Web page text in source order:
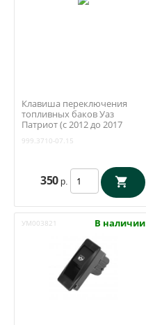
Клавиша переключения
топливных баков Уаз
Патриот (с 2012 до 2017
999.3710-07.15
999.3710-07.15
350 р.
УМ003821 В наличии